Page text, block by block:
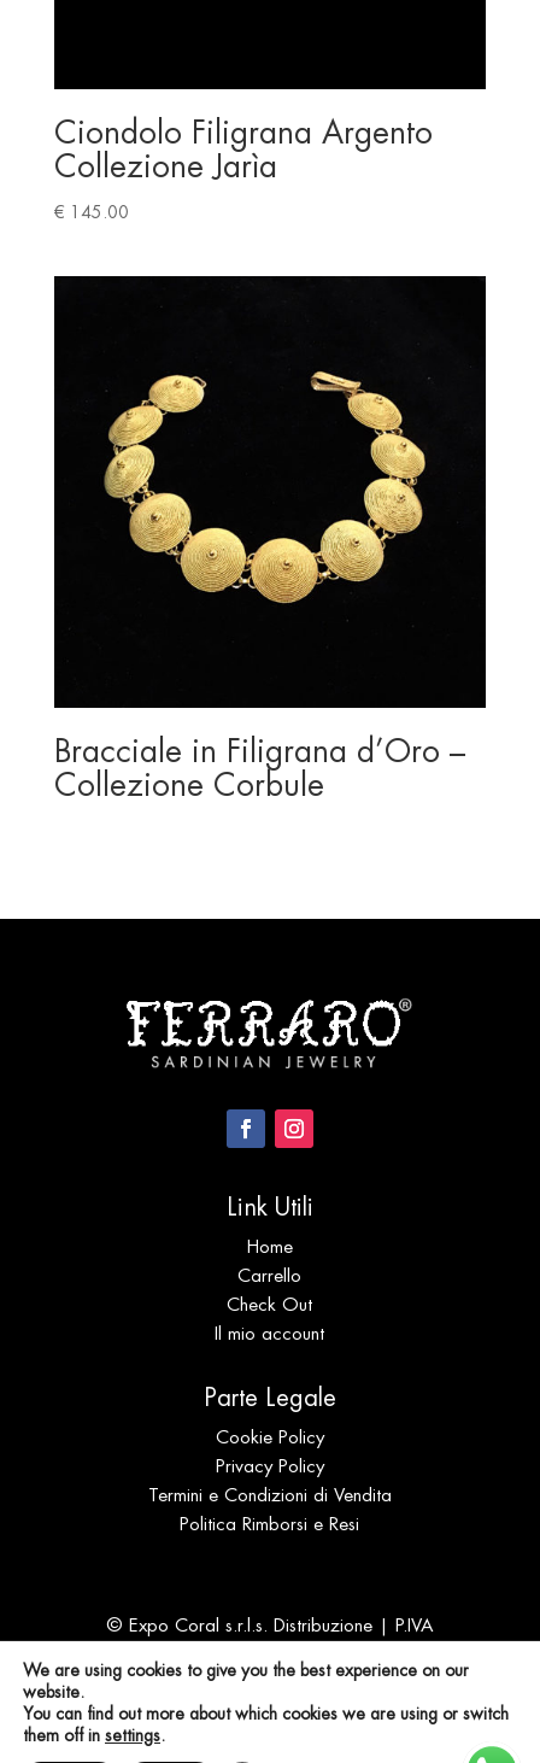
Ciondolo Filigrana Argento
Collezione Jarìa
€ 145.00
Bracciale in Filigrana d’Oro –
Collezione Corbule
Link Utili
Home
Carrello
Check Out
Il mio account
Parte Legale
Cookie Policy
Privacy Policy
Termini e Condizioni di Vendita
Politica Rimborsi e Resi
© Expo Coral s.r.l.s. Distribuzione | P.IVA
We are using cookies to give you the best experience on our
website.
You can find out more about which cookies we are using or switch
them off in settings.